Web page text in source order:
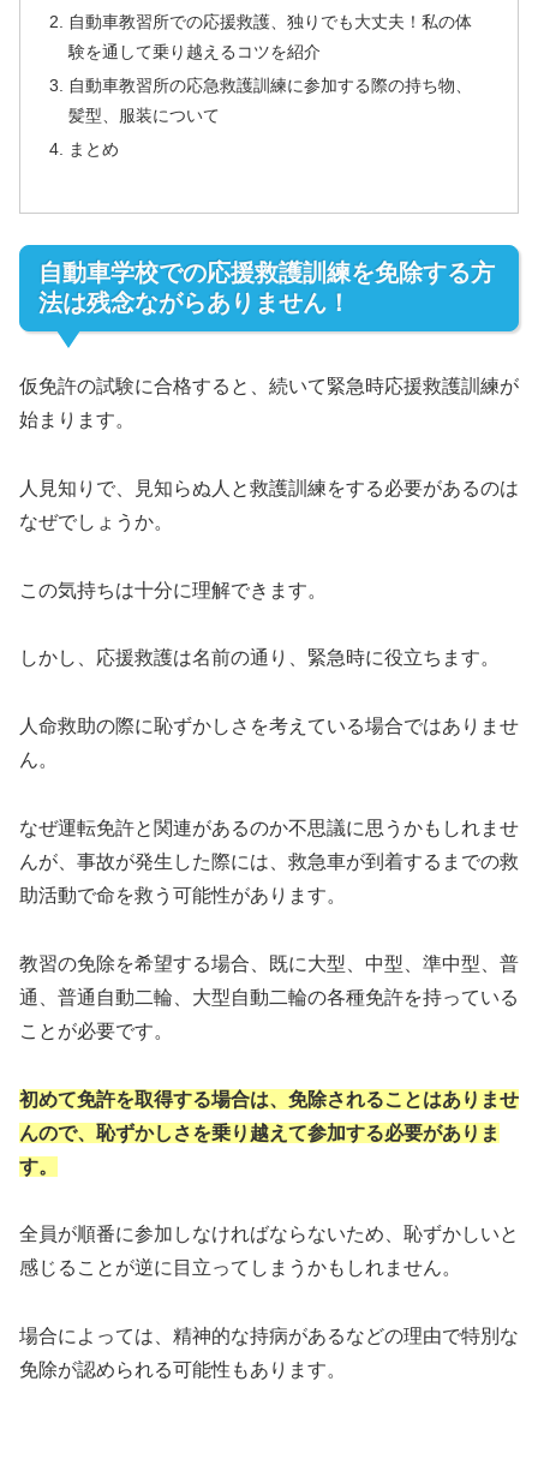
自動車教習所での応援救護、独りでも大丈夫！私の体
験を通して乗り越えるコツを紹介
自動車教習所の応急救護訓練に参加する際の持ち物、
髪型、服装について
まとめ
自動車学校での応援救護訓練を免除する方
法は残念ながらありません！
仮免許の試験に合格すると、続いて緊急時応援救護訓練が
始まります。
人見知りで、見知らぬ人と救護訓練をする必要があるのは
なぜでしょうか。
この気持ちは十分に理解できます。
しかし、応援救護は名前の通り、緊急時に役立ちます。
人命救助の際に恥ずかしさを考えている場合ではありませ
ん。
なぜ運転免許と関連があるのか不思議に思うかもしれませ
んが、事故が発生した際には、救急車が到着するまでの救
助活動で命を救う可能性があります。
教習の免除を希望する場合、既に大型、中型、準中型、普
通、普通自動二輪、大型自動二輪の各種免許を持っている
ことが必要です。
初めて免許を取得する場合は、免除されることはありませ
んので、恥ずかしさを乗り越えて参加する必要がありま
す。
全員が順番に参加しなければならないため、恥ずかしいと
感じることが逆に目立ってしまうかもしれません。
場合によっては、精神的な持病があるなどの理由で特別な
免除が認められる可能性もあります。